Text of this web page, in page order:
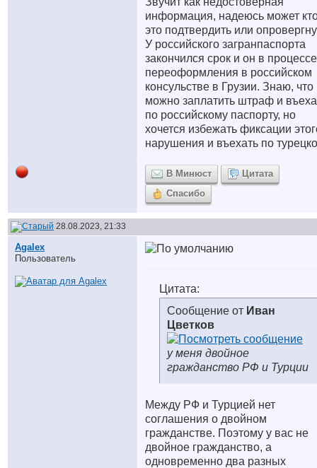
информация, надеюсь может
это подтвердить или
У российского загранпаспорта
закончился срок и он в процессе
переоформления в российском
консульстве в Грузии. Знаю, что
можно заплатить штраф и
по российскому паспорту, но
хочется избежать фиксации
нарушения и въехать по
В Минюст
Цитата
Спасибо
28.08.2023, 21:33
Agalex
Пользователь
Цитата:
Сообщение от Иван
Цветков
у меня двойное
гражданство РФ и Турции
Между РФ и Турцией нет
соглашения о двойном
гражданстве. Поэтому у вас не
двойное гражданство, а
одновременно два разных